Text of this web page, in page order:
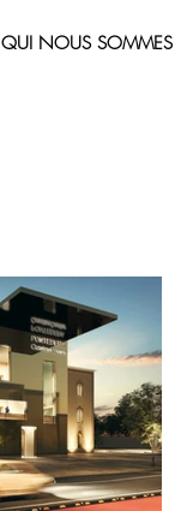
QUI NOUS SOMMES